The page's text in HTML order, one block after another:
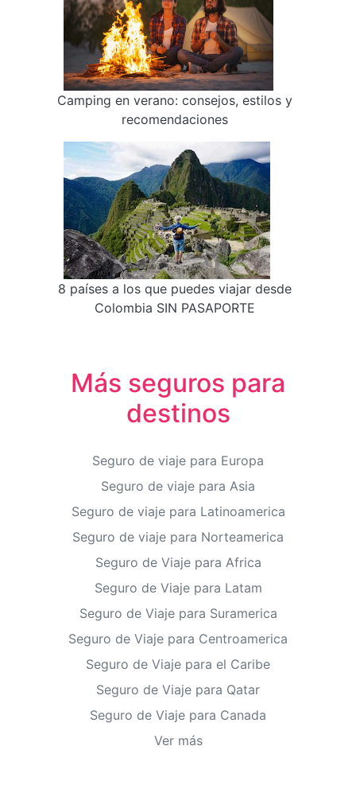
Camping en verano: consejos, estilos y
recomendaciones
8 países a los que puedes viajar desde
Colombia SIN PASAPORTE
Más seguros para
destinos
Seguro de viaje para Europa
Seguro de viaje para Asia
Seguro de viaje para Latinoamerica
Seguro de viaje para Norteamerica
Seguro de Viaje para Africa
Seguro de Viaje para Latam
Seguro de Viaje para Suramerica
Seguro de Viaje para Centroamerica
Seguro de Viaje para el Caribe
Seguro de Viaje para Qatar
Seguro de Viaje para Canada
Ver más